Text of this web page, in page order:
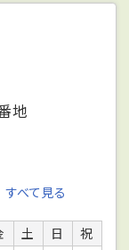
地
すべて見る
土 日
祝